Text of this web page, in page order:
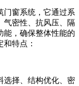
门窗系统，它通过系
气密性、抗风压、隔
能，确保整体性能的
特点：
选择、结构优化、密